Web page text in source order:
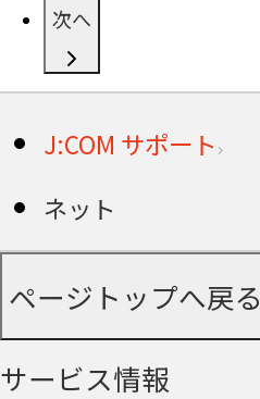
次へ
J:COM サポート
ネット
ページトップへ戻る
サービス情報